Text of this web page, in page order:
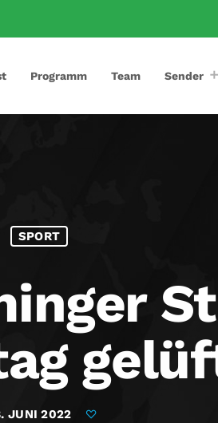
Programm Team Sender
SPORT
JUNI 2022